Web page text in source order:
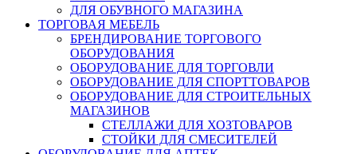
ДЛЯ ОБУВНОГО МАГАЗИНА
ТОРГОВАЯ МЕБЕЛЬ
БРЕНДИРОВАНИЕ ТОРГОВОГО
ОБОРУДОВАНИЯ
ОБОРУДОВАНИЕ ДЛЯ ТОРГОВЛИ
ОБОРУДОВАНИЕ ДЛЯ СПОРТТОВАРОВ
ОБОРУДОВАНИЕ ДЛЯ СТРОИТЕЛЬНЫХ
МАГАЗИНОВ
СТЕЛЛАЖИ ДЛЯ ХОЗТОВАРОВ
СТОЙКИ ДЛЯ СМЕСИТЕЛЕЙ